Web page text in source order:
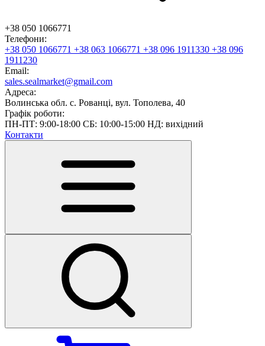
+38 050 1066771
Телефони:
+38 050 1066771 +38 063 1066771 +38 096 1911330 +38 096
1911230
Email:
sales.sealmarket@gmail.com
Адреса:
Волинська обл. с. Рованці, вул. Тополева, 40
Графік роботи:
ПН-ПТ: 9:00-18:00 СБ: 10:00-15:00 НД: вихідний
Контакти